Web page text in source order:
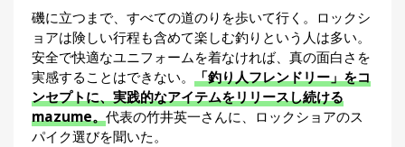
磯に立つまで、すべての道のりを歩いて行く。ロックシ
ョアは険しい行程も含めて楽しむ釣りという人は多い。
安全で快適なユニフォームを着なければ、真の面白さを
実感することはできない。 「釣り人フレンドリー」をコ
ンセプトに、実践的なアイテムをリリースし続ける
mazume。代表の竹井英一さんに、ロックショアのス
パイク選びを聞いた。
ら
探
す
›
全
国
お